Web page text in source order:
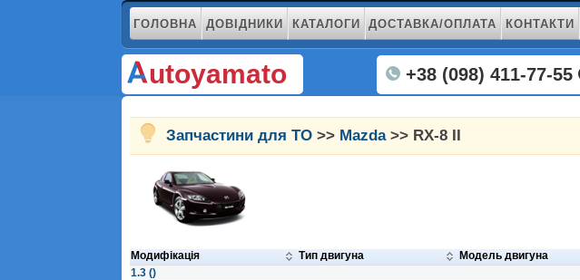
ГОЛОВНА ДОВІДНИКИ КАТАЛОГИ ДОСТАВКА/ОПЛАТА КОНТАКТИ
utoyamato +38 (098) 411-77-55
Запчастини для ТО >> Mazda>> RX-8 II
Модифікація Тип двигуна Модель двигуна
1.3 ()